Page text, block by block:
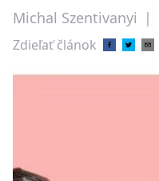
Michal Szentivanyi |
Zdieľať článok